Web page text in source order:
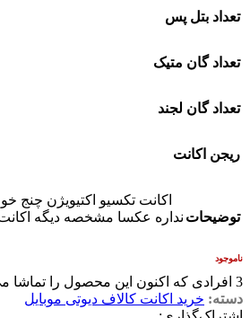
تعداد بتل پس
تعداد گان متیک
تعداد گان لجند
ریجن اکانت
توضیحات
اکانت تکسیو اکتیویژن چنج
نداره عکسا مشخصه دیگه
ناموجود
3 افرادی که اکنون این محصول را تماشا
دسته: خرید اکانت کالاف دیوتی موبایل